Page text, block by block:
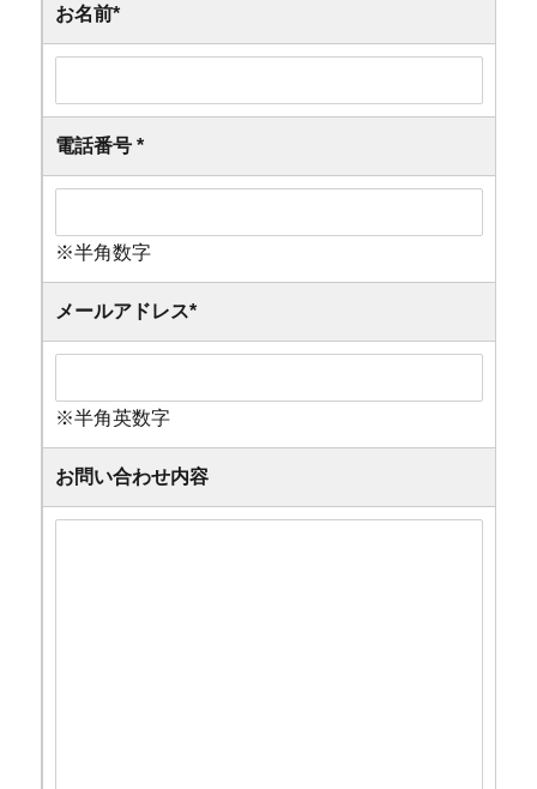
お名前*
電話番号*
※半角数字
メールアドレス*
※半角英数字
お問い合わせ内容